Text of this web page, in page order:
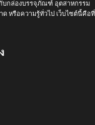
บกล่องบรรจุภัณฑ์ อุตสาหกรรม
หรือความรู้ทั่วไป เว็บไซต์นี้คือที่